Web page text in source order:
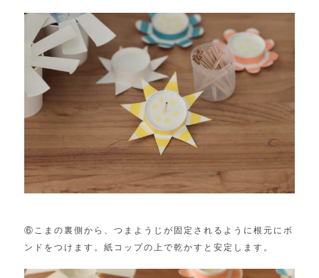
⑥こまの裏側から、つまようじが固定されるように根元にボ
ンドをつけます。紙コップの上で乾かすと安定します。